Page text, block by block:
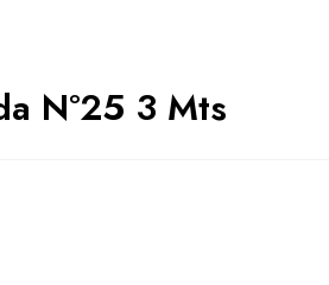
Nº25 3 Mts